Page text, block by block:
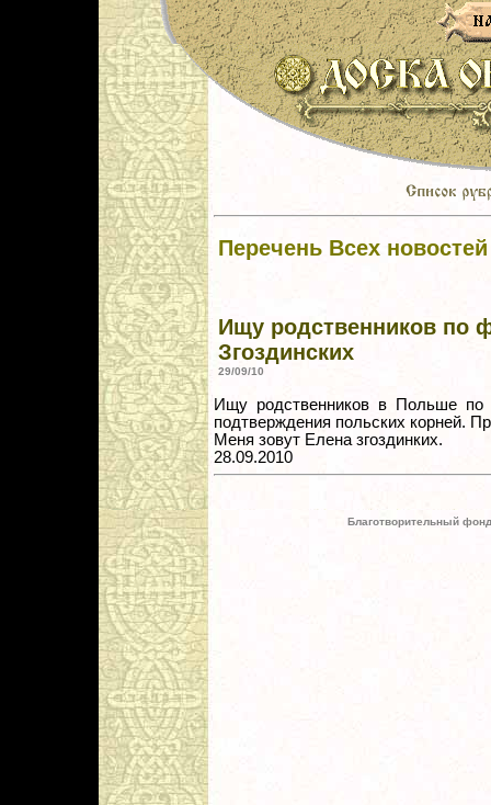
Перечень Всех новостей
Ищу родственников по
Згоздинских
29/09/10
Ищу родственников в Польше по
подтверждения польских корней.
Меня зовут Елена згоздинких.
28.09.2010
Благотворительный